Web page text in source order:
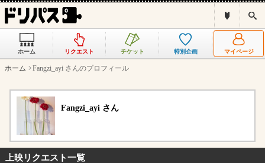
リ
ス
と
索
ホーム リクエスト チケット 特別企画 マイページ
ホーム Fangzi_ayi さんのプロフィール
Fangzi_ayi さん
上映リクエスト一覧